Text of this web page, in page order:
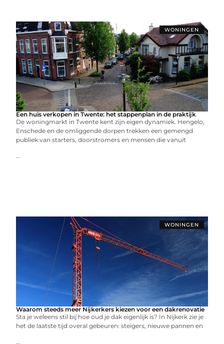
WONINGEN
Een huis verkopen in Twente: het stappenplan in de praktijk
De woningmarkt in Twente kent zijn eigen dynamiek. Hengelo,
Enschede en de omliggende dorpen trekken een gemengd
publiek van starters, doorstromers en mensen die vanuit
...
WONINGEN
Waarom steeds meer Nijkerkers kiezen voor een dakrenovatie
Sta je weleens stil bij hoe oud je dak eigenlijk is? In Nijkerk zie je
het de laatste tijd overal gebeuren: steigers, nieuwe pannen en
...